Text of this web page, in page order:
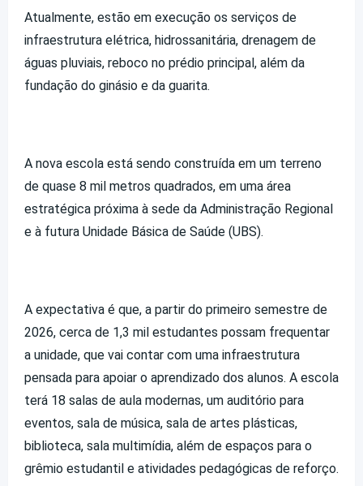
Atualmente, estão em execução os serviços de
infraestrutura elétrica, hidrossanitária, drenagem de
águas pluviais, reboco no prédio principal, além da
fundação do ginásio e da guarita.
A nova escola está sendo construída em um terreno
de quase 8 mil metros quadrados, em uma área
estratégica próxima à sede da Administração Regional
e à futura Unidade Básica de Saúde (UBS).
A expectativa é que, a partir do primeiro semestre de
2026, cerca de 1,3 mil estudantes possam frequentar
a unidade, que vai contar com uma infraestrutura
pensada para apoiar o aprendizado dos alunos. A escola
terá 18 salas de aula modernas, um auditório para
eventos, sala de música, sala de artes plásticas,
biblioteca, sala multimídia, além de espaços para o
grêmio estudantil e atividades pedagógicas de reforço.